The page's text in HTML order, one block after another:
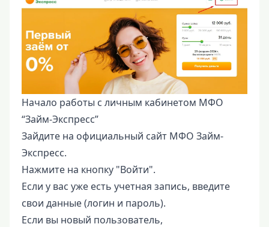
Начало работы с личным кабинетом МФО
“Займ-Экспресс”
Зайдите на официальный сайт МФО Займ-
Экспресс.
Нажмите на кнопку "Войти".
Если у вас уже есть учетная запись, введите
свои данные (логин и пароль).
Если вы новый пользователь,